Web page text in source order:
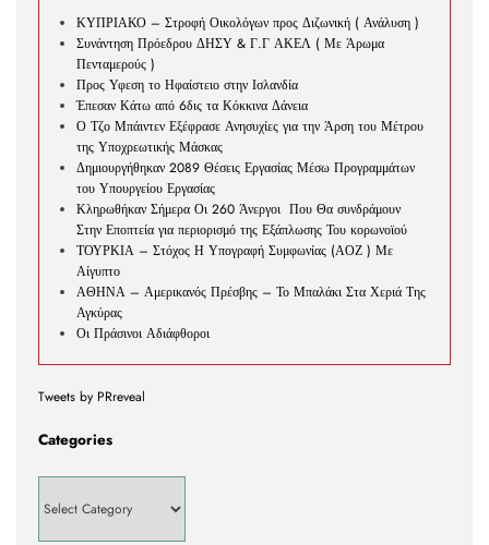
ΚΥΠΡΙΑΚΟ – Στροφή Οικολόγων προς Διζωνική ( Ανάλυση )
Συνάντηση Πρόεδρου ΔΗΣΥ & Γ.Γ ΑΚΕΛ ( Με Άρωμα
Πενταμερούς )
Προς Υφεση το Ηφαίστειο στην Ισλανδία
Έπεσαν Κάτω από 6δις τα Κόκκινα Δάνεια
Ο Τζο Μπάιντεν Εξέφρασε Ανησυχίες για την Άρση του Μέτρου
της Υποχρεωτικής Μάσκας
Δημιουργήθηκαν 2089 Θέσεις Εργασίας Μέσω Προγραμμάτων
του Υπουργείου Εργασίας
Κληρωθήκαν Σήμερα Οι 260 Άνεργοι Που Θα συνδράμουν
Στην Εποπτεία για περιορισμό της Εξάπλωσης Του κορωνοϊού
ΤΟΥΡΚΙΑ – Στόχος Η Υπογραφή Συμφωνίας (ΑΟΖ ) Με
Αίγυπτο
ΑΘΗΝΑ – Αμερικανός Πρέσβης – Το Μπαλάκι Στα Χεριά Της
Αγκύρας
Οι Πράσινοι Αδιάφθοροι
Tweets by PRreveal
Categories